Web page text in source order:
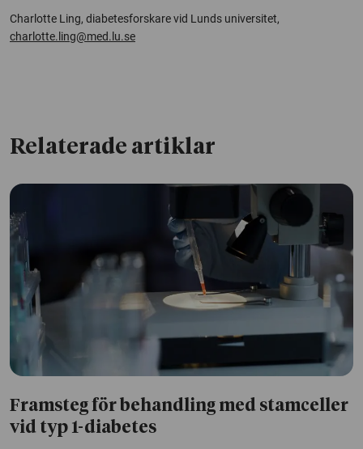
Charlotte Ling, diabetesforskare vid Lunds universitet,
charlotte.ling@med.lu.se
Relaterade artiklar
Framsteg för behandling med stamceller
vid typ 1-diabetes